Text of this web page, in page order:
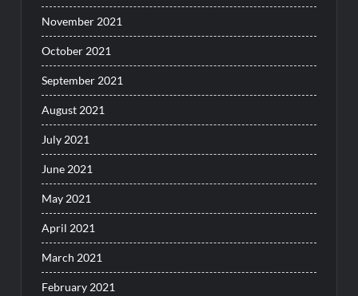
November 2021
October 2021
September 2021
August 2021
July 2021
June 2021
May 2021
April 2021
March 2021
February 2021